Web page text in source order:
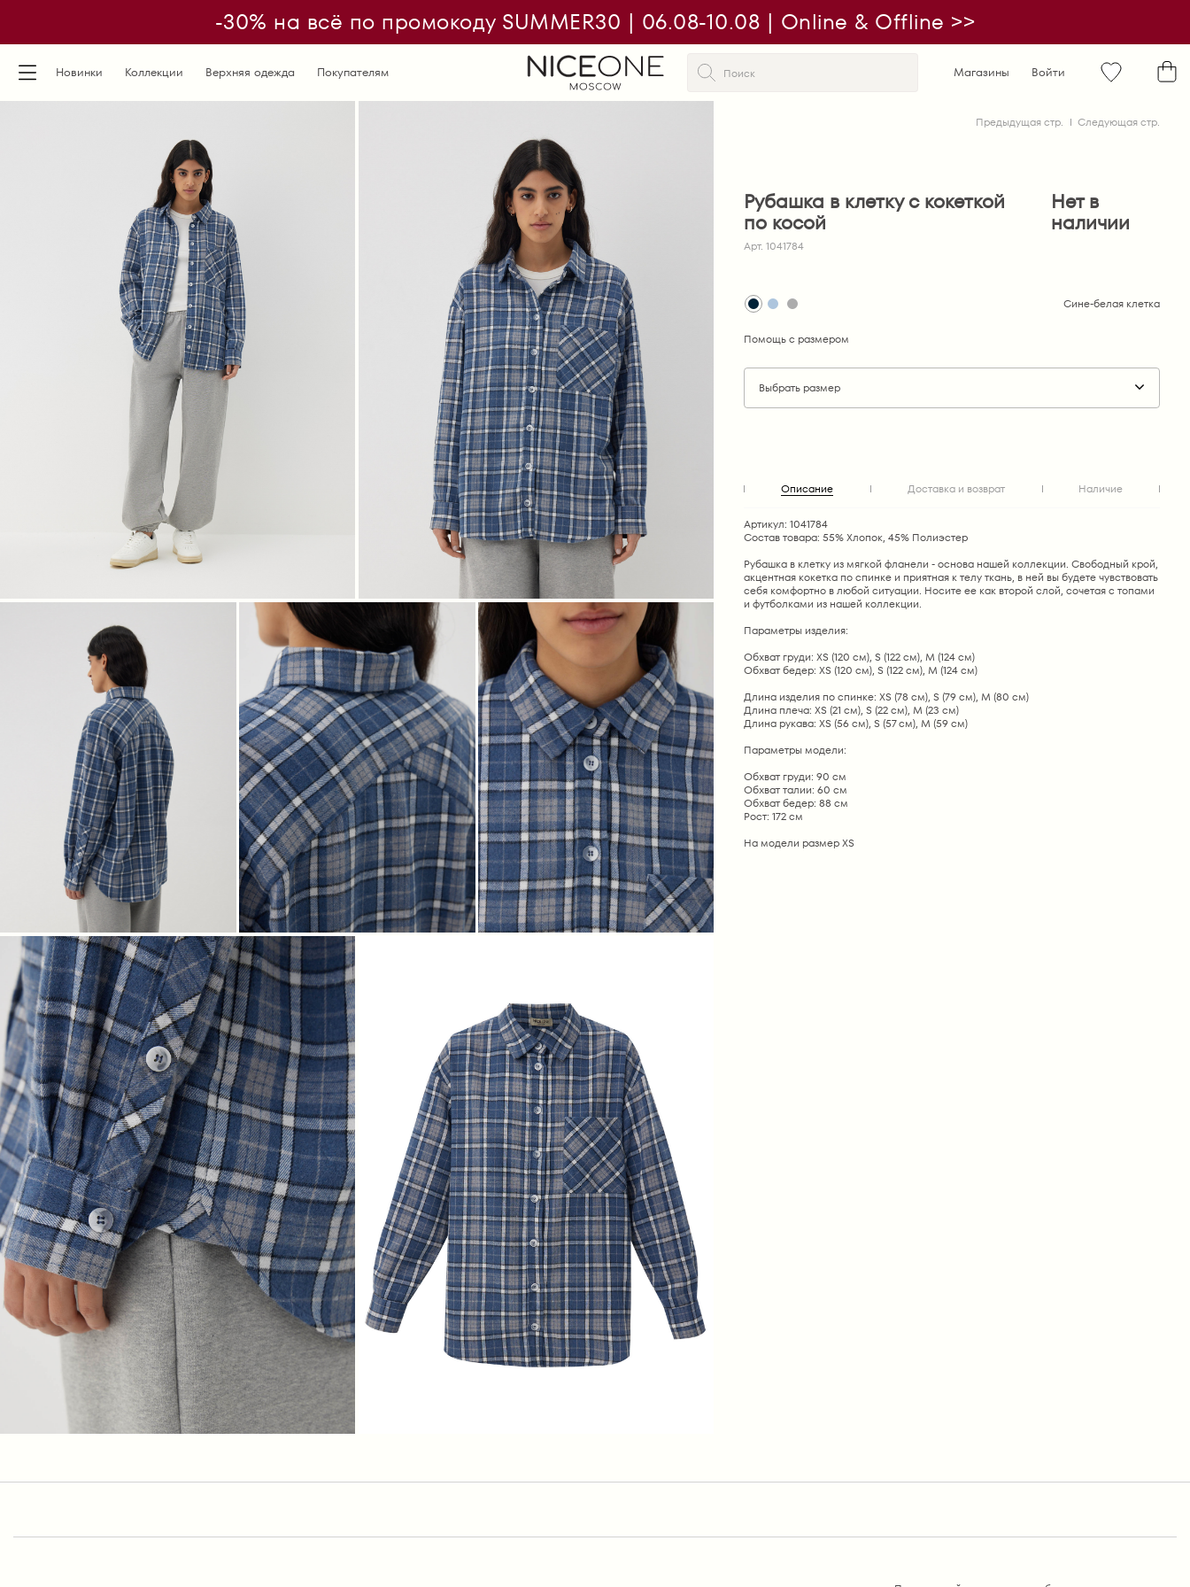
-30% на всё по промокоду SUMMER30 | 06.08-10.08 | Online & Offline >>
Новинки Коллекции Верхняя одежда Покупателям Магазины Войти
Предыдущая стр. Следующая стр.
Рубашка в клетку с кокеткой
по косой
Арт. 1041784
Нет в
наличии
Сине-белая клетка
Помощь с размером
Выбрать размер
Описание Доставка и возврат Наличие
Артикул: 1041784
Состав товара: 55% Хлопок, 45% Полиэстер
Рубашка в клетку из мягкой фланели - основа нашей коллекции. Свободный крой,
акцентная кокетка по спинке и приятная к телу ткань, в ней вы будете чувствовать
себя комфортно в любой ситуации. Носите ее как второй слой, сочетая с топами
и футболками из нашей коллекции.
Параметры изделия:
Обхват груди: XS (120 см), S (122 см), М (124 см)
Обхват бедер: XS (120 см), S (122 см), М (124 см)
Длина изделия по спинке: XS (78 см), S (79 см), М (80 см)
Длина плеча: XS (21 см), S (22 см), М (23 см)
Длина рукава: XS (56 см), S (57 см), М (59 см)
Параметры модели:
Обхват груди: 90 см
Обхват талии: 60 см
Обхват бедер: 88 см
Рост: 172 см
На модели размер ХS